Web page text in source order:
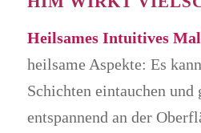
Heilsames Intuitives
heilsame Aspekte: Es
Schichten eintauchen und
entspannend an der